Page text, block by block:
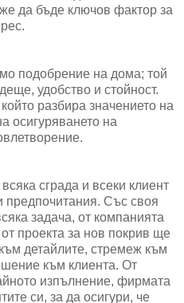
да бъде ключов фактор за
подобрение на дома; той
удобство и стойност.
разбира значението на
осигуряването на
сграда и всеки клиент
предпочитания. Със своя
задача, от компанията
от проекта за нов покрив ще
детайлите, стремеж към
към клиента. От
изпълнение, фирмата
си, за да осигури, че